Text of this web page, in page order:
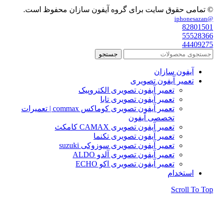
© تمامی حقوق سایت برای گروه آیفون سازان محفوظ است.
@iphonesazan
82801501
55528366
44409275
جستجو
آیفون سازان
تعمیر آیفون تصویری
تعمیر آیفون تصویری الکتروپیک
تعمیر آیفون تصویری تابا
تعمیر آیفون تصویری کوماکس commax | تعمیرات
تخصصی آیفون
تعمیر آیفون تصویری CAMAX کامکث
تعمیر آیفون تصویری تکنما
تعمیر آیفون تصویری سوزوکی suzuki
تعمیر آیفون تصویری آلدو ALDO
تعمیر آیفون تصویری اکو ECHO
استخدام
Scroll To Top